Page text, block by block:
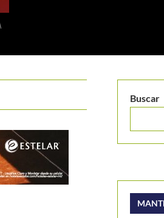
Buscar